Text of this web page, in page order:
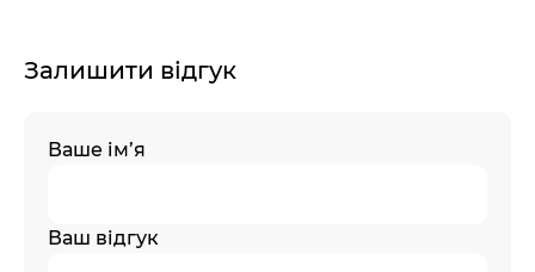
Залишити відгук
Ваше ім’я
Ваш відгук